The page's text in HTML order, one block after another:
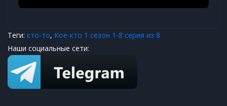
Теги: кто-то, Кое-кто 1 сезон 1-8 серия из 8
Наши социальные сети: